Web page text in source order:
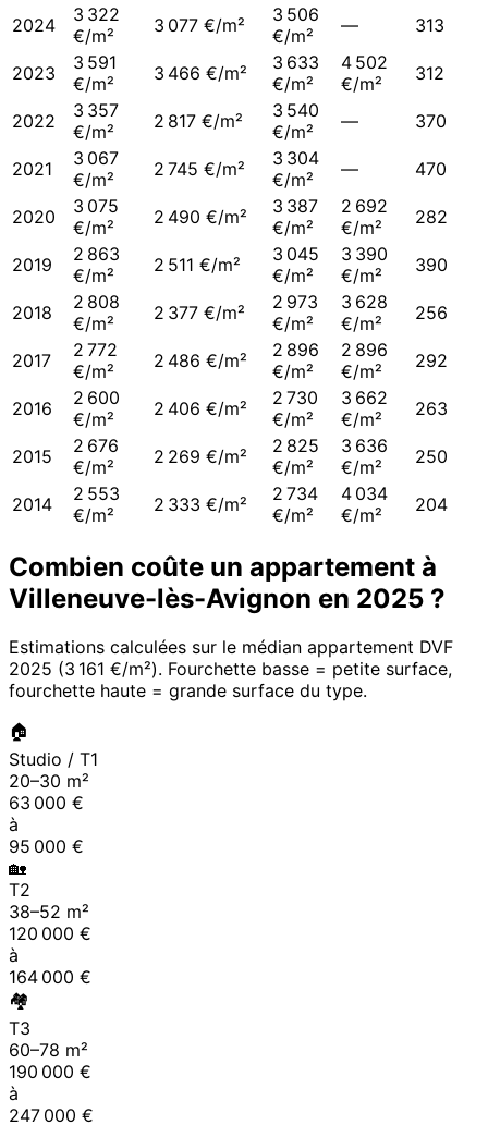
2024
3 322
€/m²
3 077 €/m²
3 506
€/m²
— 313
2023
3 591
€/m²
3 466 €/m²
3 633
€/m²
4 502
€/m²
312
2022
3 357
€/m²
2 817 €/m²
3 540
€/m²
— 370
2021
3 067
€/m²
2 745 €/m²
3 304
€/m²
— 470
2020
3 075
€/m²
2 490 €/m²
3 387
€/m²
2 692
€/m²
282
2019
2 863
€/m²
2 511 €/m²
3 045
€/m²
3 390
€/m²
390
2018
2 808
€/m²
2 377 €/m²
2 973
€/m²
3 628
€/m²
256
2017
2 772
€/m²
2 486 €/m²
2 896
€/m²
2 896
€/m²
292
2016
2 600
€/m²
2 406 €/m²
2 730
€/m²
3 662
€/m²
263
2015
2 676
€/m²
2 269 €/m²
2 825
€/m²
3 636
€/m²
250
2014
2 553
€/m²
2 333 €/m²
2 734
€/m²
4 034
€/m²
204
Combien coûte un appartement à
Villeneuve-lès-Avignon en 2025 ?
Estimations calculées sur le médian appartement DVF
2025 (3 161 €/m²). Fourchette basse = petite surface,
fourchette haute = grande surface du type.
🏠
Studio / T1
20–30 m²
63 000 €
à
95 000 €
🏡
T2
38–52 m²
120 000 €
à
164 000 €
🏘
T3
60–78 m²
190 000 €
à
247 000 €